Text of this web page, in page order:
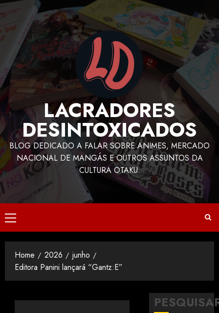
LACRADORES
DESINTOXICADOS
BLOG DEDICADO A FALAR SOBRE ANIMES, MERCADO
NACIONAL DE MANGÁS E OUTROS ASSUNTOS DA
CULTURA OTAKU.
Home 2026
junho
Editora Panini lançará “Gantz:E”